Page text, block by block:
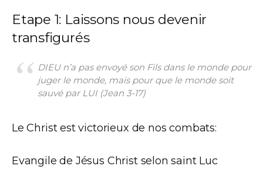
Etape 1: Laissons nous devenir
transfigurés
DIEU n’a pas envoyé son Fils dans le monde pour
juger le monde, mais pour que le monde soit
sauvé par LUI (Jean 3-17)
Le Christ est victorieux de nos combats:
Evangile de Jésus Christ selon saint Luc